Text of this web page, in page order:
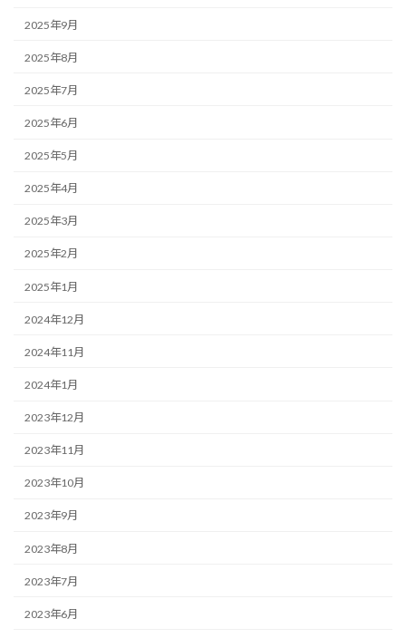
2025年9月
2025年8月
2025年7月
2025年6月
2025年5月
2025年4月
2025年3月
2025年2月
2025年1月
2024年12月
2024年11月
2024年1月
2023年12月
2023年11月
2023年10月
2023年9月
2023年8月
2023年7月
2023年6月